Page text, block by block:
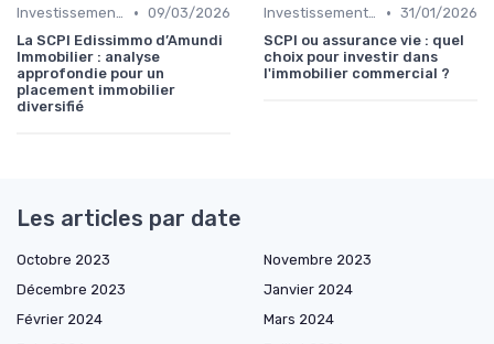
Investissements Immobiliers Stratégiques • 09/03/2026
La SCPI Edissimmo d’Amundi
Immobilier : analyse
approfondie pour un
placement immobilier
diversifié
Investissements Immobiliers Stratégiques • 31/01/2026
SCPI ou assurance vie : quel
choix pour investir dans
l'immobilier commercial ?
Les articles par date
Octobre 2023
Novembre 2023
Décembre 2023
Janvier 2024
Février 2024
Mars 2024